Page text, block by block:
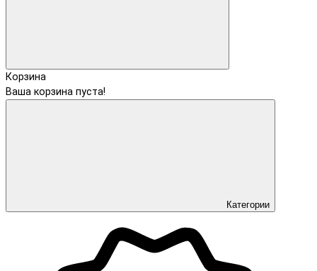
Корзина
Ваша корзина пуста!
Категории